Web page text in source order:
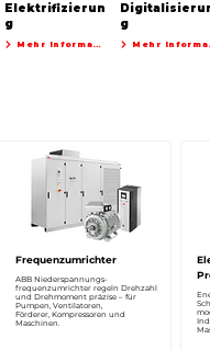
Elektrifizierun
g
Mehr Informationen
g
Frequenzumrichter
ABB Niederspannungs­
frequenzumrichter regeln Drehzahl
und Drehmoment präzise – für
Pumpen, Ventilatoren,
Förderer, Kompressoren und
Maschinen.